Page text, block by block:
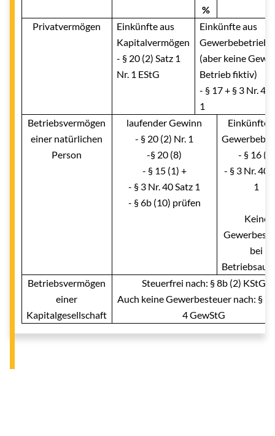
%
Privatvermögen
Einkünfte aus
Kapitalvermögen
- § 20 (2) Satz 1
Nr. 1 EStG
Einkünfte aus
Gewerbebetrieb
(aber keine
Betrieb fiktiv)
- § 17 + § 3 Nr. 40
1
Betriebsvermögen
einer natürlichen
Person
laufender Gewinn
- § 20 (2) Nr. 1
-§ 20 (8)
- § 15 (1) +
- § 3 Nr. 40 Satz 1
- § 6b (10) prüfen
Einkünfte
- § 16 (1)
- § 3 Nr. 40
1
Keine
bei
Betriebsvermögen
einer
Kapitalgesellschaft
Steuerfrei nach: § 8b (2) KStG
Auch keine Gewerbesteuer nach: § 7
4 GewStG